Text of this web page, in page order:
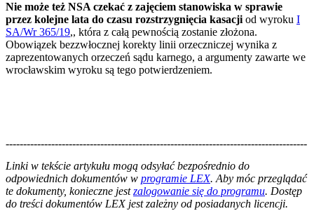
Nie może też NSA czekać z zajęciem stanowiska w sprawie
przez kolejne lata do czasu rozstrzygnięcia kasacji od wyroku I
SA/Wr 365/19,, która z całą pewnością zostanie złożona.
Obowiązek bezzwłocznej korekty linii orzeczniczej wynika z
zaprezentowanych orzeczeń sądu karnego, a argumenty zawarte we
wrocławskim wyroku są tego potwierdzeniem.
--------------------------------------------------------------------------------------
Linki w tekście artykułu mogą odsyłać bezpośrednio do
odpowiednich dokumentów w programie LEX. Aby móc przeglądać
te dokumenty, konieczne jestzalogowanie się do programu. Dostęp
do treści dokumentów LEX jest zależny od posiadanych licencji.